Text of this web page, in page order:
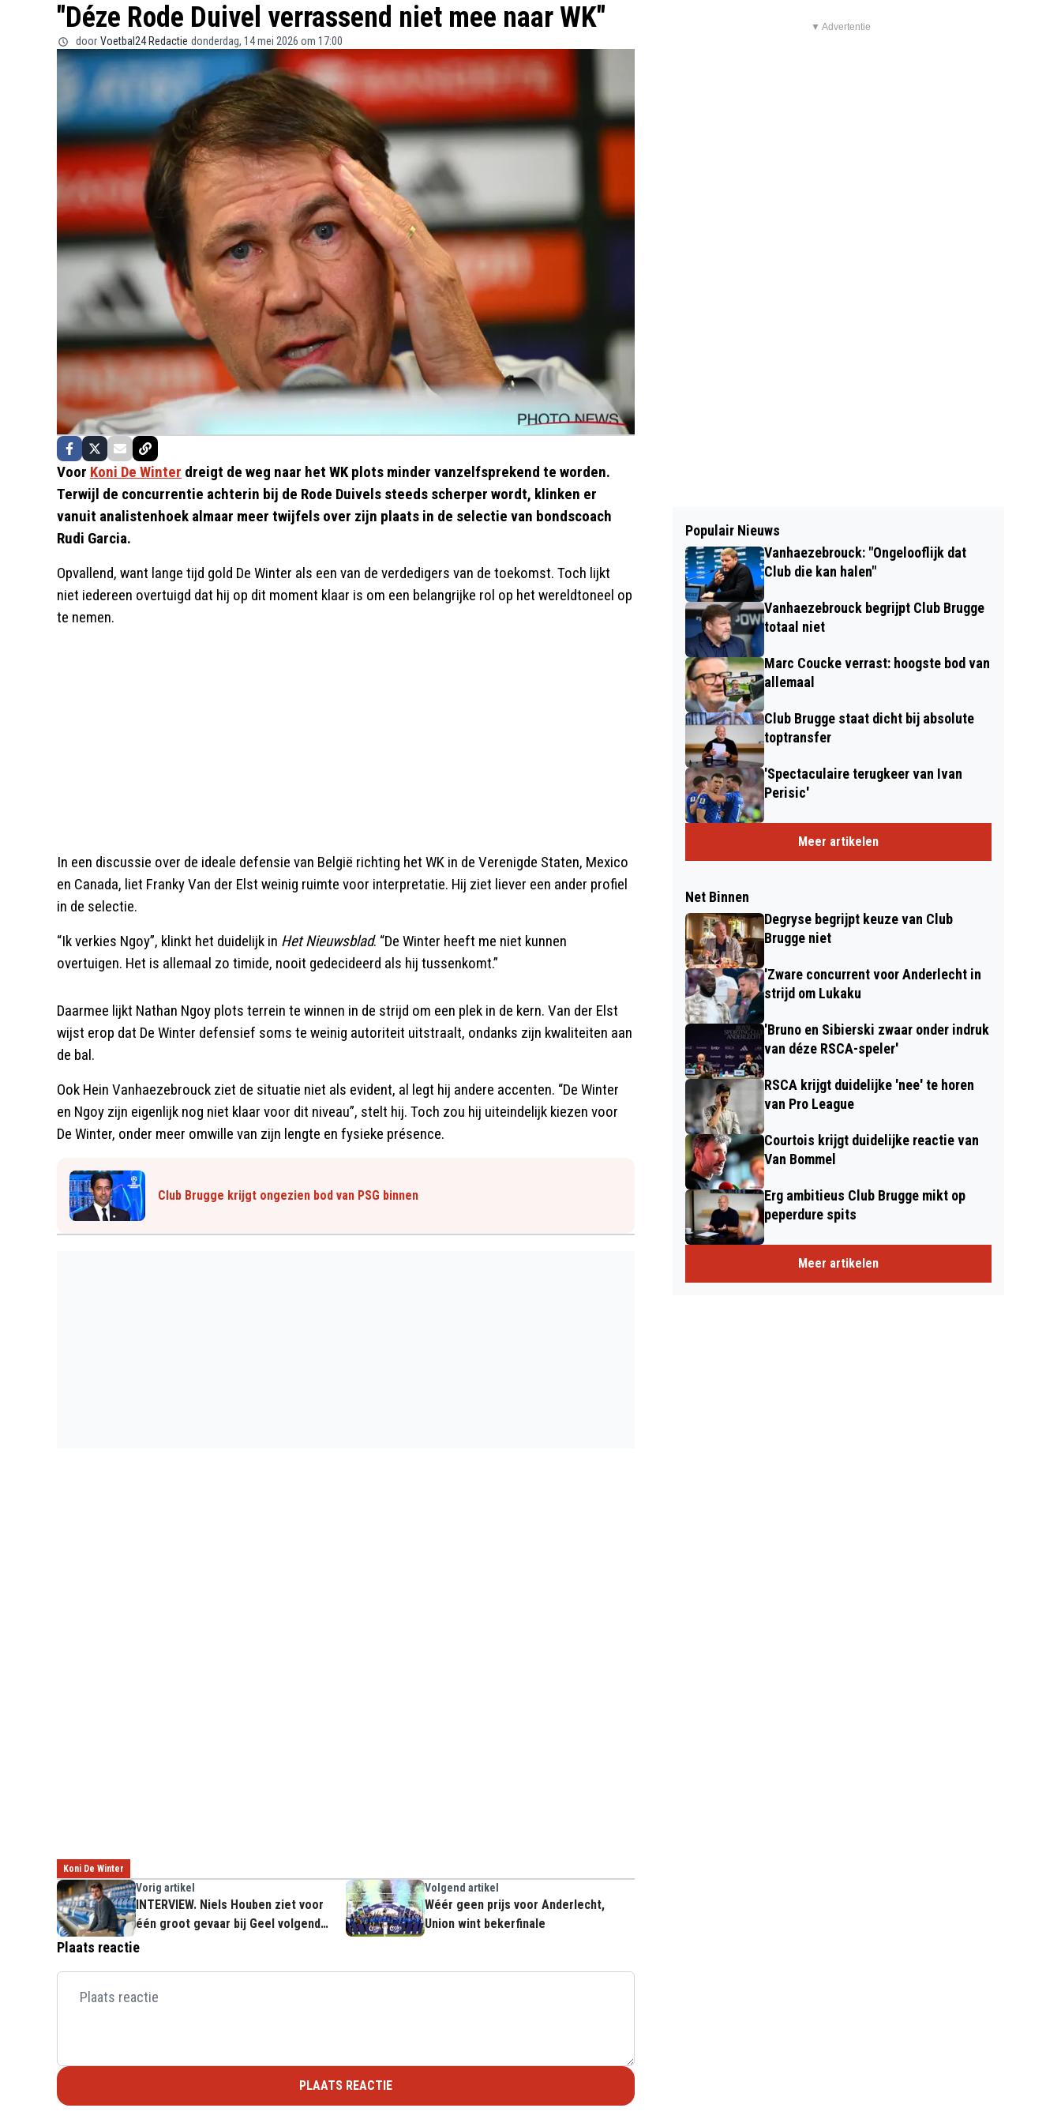
"Déze Rode Duivel verrassend niet mee naar WK"
door Voetbal24 Redactie donderdag, 14 mei 2026 om 17:00
Voor Koni De Winter dreigt de weg naar het WK plots minder vanzelfsprekend te worden.
Terwijl de concurrentie achterin bij de Rode Duivels steeds scherper wordt, klinken er
vanuit analistenhoek almaar meer twijfels over zijn plaats in de selectie van bondscoach
Rudi Garcia.
Opvallend, want lange tijd gold De Winter als een van de verdedigers van de toekomst. Toch lijkt
niet iedereen overtuigd dat hij op dit moment klaar is om een belangrijke rol op het wereldtoneel op
te nemen.
In een discussie over de ideale defensie van België richting het WK in de Verenigde Staten, Mexico
en Canada, liet Franky Van der Elst weinig ruimte voor interpretatie. Hij ziet liever een ander profiel
in de selectie.
“Ik verkies Ngoy”, klinkt het duidelijk in Het Nieuwsblad. “De Winter heeft me niet kunnen
overtuigen. Het is allemaal zo timide, nooit gedecideerd als hij tussenkomt.”
Daarmee lijkt Nathan Ngoy plots terrein te winnen in de strijd om een plek in de kern. Van der Elst
wijst erop dat De Winter defensief soms te weinig autoriteit uitstraalt, ondanks zijn kwaliteiten aan
de bal.
Ook Hein Vanhaezebrouck ziet de situatie niet als evident, al legt hij andere accenten. “De Winter
en Ngoy zijn eigenlijk nog niet klaar voor dit niveau”, stelt hij. Toch zou hij uiteindelijk kiezen voor
De Winter, onder meer omwille van zijn lengte en fysieke présence.
Club Brugge krijgt ongezien bod van PSG binnen
Koni De Winter
Vorig artikel
INTERVIEW. Niels Houben ziet voor
één groot gevaar bij Geel volgend
seizoen
Volgend artikel
Wéér geen prijs voor Anderlecht,
Union wint bekerfinale
Plaats reactie
PLAATS REACTIE
▼ Advertentie
Populair Nieuws
Vanhaezebrouck: "Ongelooflijk dat
Club die kan halen"
Vanhaezebrouck begrijpt Club Brugge
totaal niet
Marc Coucke verrast: hoogste bod van
allemaal
Club Brugge staat dicht bij absolute
toptransfer
'Spectaculaire terugkeer van Ivan
Perisic'
Meer artikelen
Net Binnen
Degryse begrijpt keuze van Club
Brugge niet
'Zware concurrent voor Anderlecht in
strijd om Lukaku
'Bruno en Sibierski zwaar onder indruk
van déze RSCA-speler'
RSCA krijgt duidelijke 'nee' te horen
van Pro League
Courtois krijgt duidelijke reactie van
Van Bommel
Erg ambitieus Club Brugge mikt op
peperdure spits
Meer artikelen